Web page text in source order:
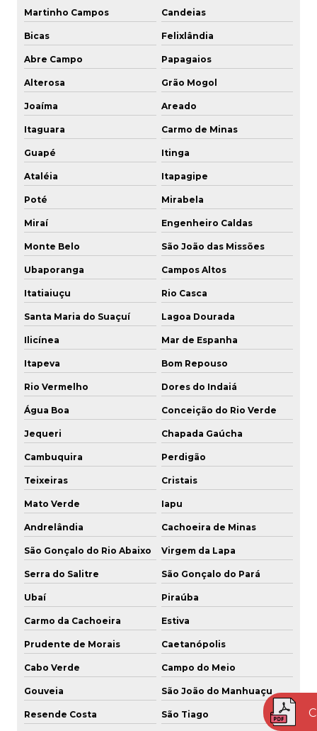
Martinho Campos Candeias
Bicas Felixlândia
Abre Campo Papagaios
Alterosa Grão Mogol
Joaíma Areado
Itaguara Carmo de Minas
Guapé Itinga
Ataléia Itapagipe
Poté Mirabela
Miraí Engenheiro Caldas
Monte Belo São João das Missões
Ubaporanga Campos Altos
Itatiaiuçu Rio Casca
Santa Maria do Suaçuí Lagoa Dourada
Ilicínea Mar de Espanha
Itapeva Bom Repouso
Rio Vermelho Dores do Indaiá
Água Boa Conceição do Rio Verde
Jequeri Chapada Gaúcha
Cambuquira Perdigão
Teixeiras Cristais
Mato Verde Iapu
Andrelândia Cachoeira de Minas
São Gonçalo do Rio Abaixo Virgem da Lapa
Serra do Salitre São Gonçalo do Pará
Ubaí Piraúba
Carmo da Cachoeira Estiva
Prudente de Morais Caetanópolis
Cabo Verde Campo do Meio
Gouveia São João do Manhuaçu
Resende Costa São Tiago